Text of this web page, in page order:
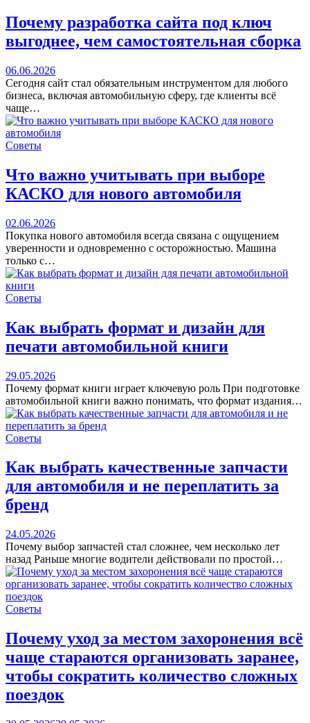
Почему разработка сайта под ключ
выгоднее, чем самостоятельная сборка
06.06.2026
Сегодня сайт стал обязательным инструментом для любого
бизнеса, включая автомобильную сферу, где клиенты всё
чаще…
Советы
Что важно учитывать при выборе
КАСКО для нового автомобиля
02.06.2026
Покупка нового автомобиля всегда связана с ощущением
уверенности и одновременно с осторожностью. Машина
только с…
Советы
Как выбрать формат и дизайн для
печати автомобильной книги
29.05.2026
Почему формат книги играет ключевую роль При подготовке
автомобильной книги важно понимать, что формат издания…
Советы
Как выбрать качественные запчасти
для автомобиля и не переплатить за
бренд
24.05.2026
Почему выбор запчастей стал сложнее, чем несколько лет
назад Раньше многие водители действовали по простой…
Советы
Почему уход за местом захоронения всё
чаще стараются организовать заранее,
чтобы сократить количество сложных
поездок